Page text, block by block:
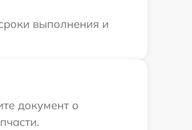
выполнения и
документ о